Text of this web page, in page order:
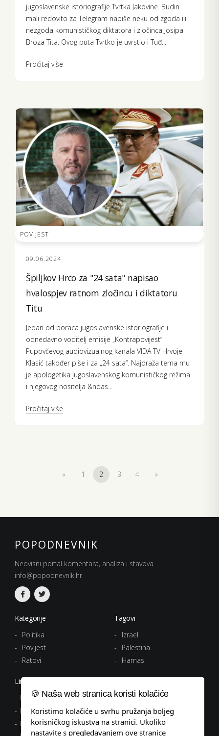
jugoslavenske istoriografije Tvrtka Jakovine. Budin
mali redovito za Telegram napiše neku od zgoda ili
nezgoda komunističkog diktatora i zločinca Josipa
Broza Tita. Ovog puta Tvrtko je uvrstio i Tuđ...
Pročitaj više
POVIJEST
09.06.2024
Špiljkov Hrco za "24 sata" napisao
hvalospjev ratnom zločincu i diktatoru
Titu
Jedan od boraca jugoslavenske istoriografije i
odnedavno voditelj emisije „Kontrapovijest“
Pupovčevog audiovizualnog kanala VIDA TV Hrvoje
Klasić također piše i za „24 sata“. Najdraža tema mu
je apologetika jugoslavenskog komunističkog režima
i njegovog nositelja &ndas...
Pročitaj više
« 1 2 3 4 »
POPODNEVNIK
Neovisni portal komentara, analiza i stavova.
info@popodnevnik.hr
Kategorije
Politika
Povijest
Ratovi
Tagovi
Izrael
Palestina
Hamas
Linkovi
Uvjeti korištenja
Politika privatnosti
Pravila o kolačićima
🍪 Naša web stranica koristi kolačiće
Koristimo kolačiće u svrhu pružanja boljeg
korisničkog iskustva na stranici. Ukoliko
nastavite s pregledavanjem ove stranice